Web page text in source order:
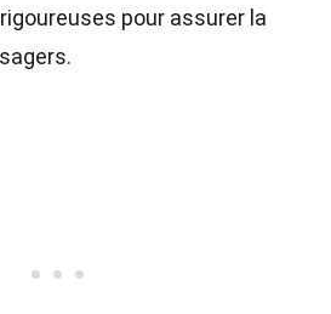
pour assurer la